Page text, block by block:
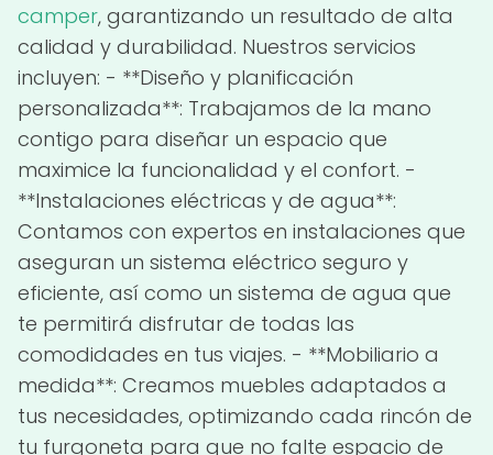
camper, garantizando un resultado de alta
calidad y durabilidad. Nuestros servicios
incluyen: - **Diseño y planificación
personalizada**: Trabajamos de la mano
contigo para diseñar un espacio que
maximice la funcionalidad y el confort. -
**Instalaciones eléctricas y de agua**:
Contamos con expertos en instalaciones que
aseguran un sistema eléctrico seguro y
eficiente, así como un sistema de agua que
te permitirá disfrutar de todas las
comodidades en tus viajes. - **Mobiliario a
medida**: Creamos muebles adaptados a
tus necesidades, optimizando cada rincón de
tu furgoneta para que no falte espacio de